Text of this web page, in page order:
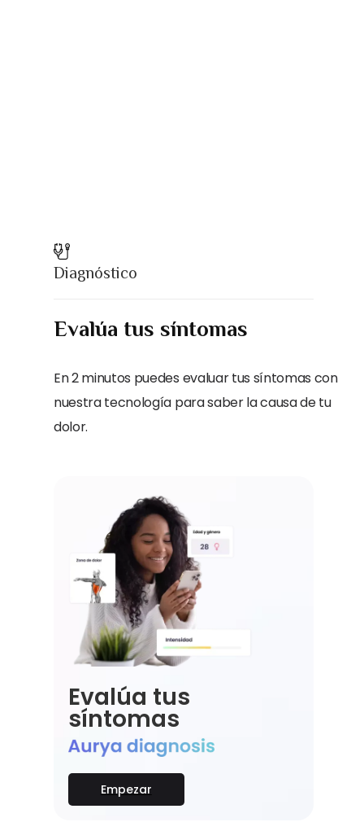
Diagnóstico
Evalúa tus síntomas
En 2 minutos puedes evaluar tus síntomas con
nuestra tecnología para saber la causa de tu
dolor.
Evalúa tus
síntomas
Empezar